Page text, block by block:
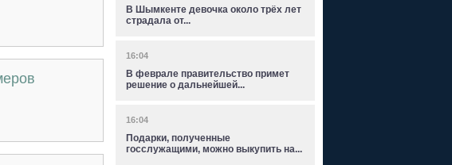
В Шымкенте девочка около трёх лет
страдала от...
16:04
В феврале правительство примет
решение о дальнейшей...
16:04
Подарки, полученные
госслужащими, можно выкупить на...